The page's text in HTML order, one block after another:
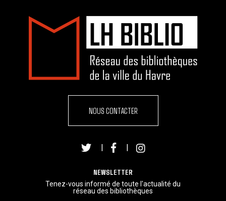
NOUS CONTACTER
NEWSLETTER
Tenez-vous informé de toute l'actualité du
réseau des bibliothèques